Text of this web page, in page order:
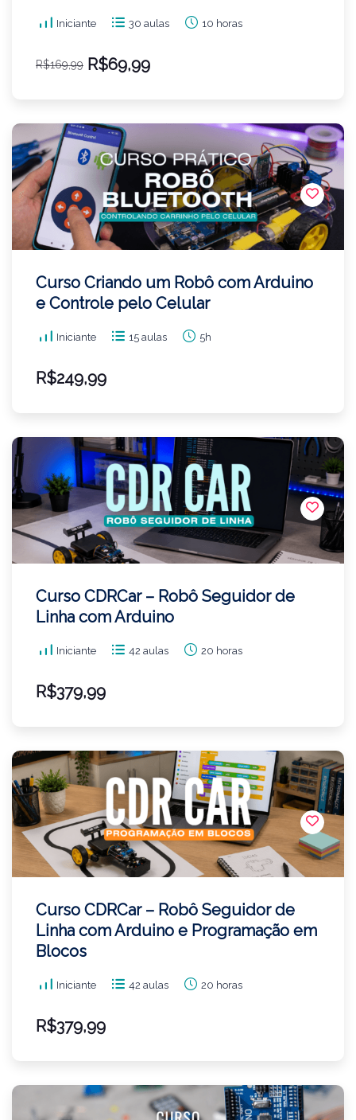
Iniciante 30 aulas 10 horas
R$169,99 R$69,99
Curso Criando um Robô com Arduino
e Controle pelo Celular
Iniciante 15 aulas 5h
R$249,99
Curso CDRCar – Robô Seguidor de
Linha com Arduino
Iniciante 42 aulas 20 horas
R$379,99
Curso CDRCar – Robô Seguidor de
Linha com Arduino e Programação em
Blocos
Iniciante 42 aulas 20 horas
R$379,99